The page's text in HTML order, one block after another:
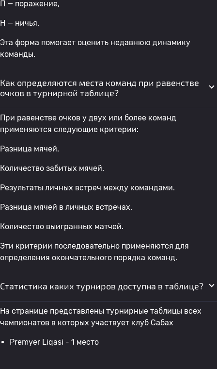
П — поражение,
Н — ничья.
Эта форма помогает оценить недавнюю динамику
команды.
Как определяются места команд при равенстве
очков в турнирной таблице?
При равенстве очков у двух или более команд
применяются следующие критерии:
Разница мячей.
Количество забитых мячей.
Результаты личных встреч между командами.
Разница мячей в личных встречах.
Количество выигранных матчей.
Эти критерии последовательно применяются для
определения окончательного порядка команд.
Статистика каких турниров доступна в таблице?
На странице представлены турнирные таблицы всех
чемпионатов в которых участвует клуб Сабах
Premyer Liqasi - 1 место